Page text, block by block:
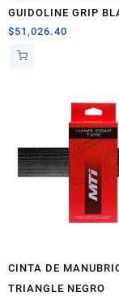
GUIDOLINE GRIP
$51,026.40
CINTA DE
TRIANGLE NEGRO